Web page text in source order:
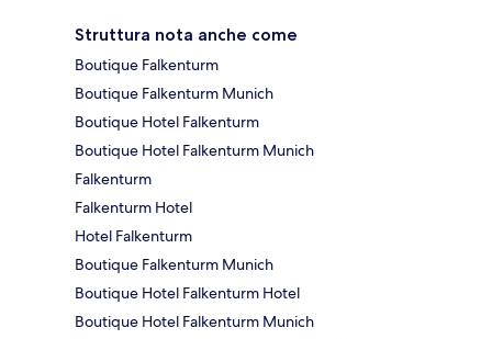
Struttura nota anche come
Boutique Falkenturm
Boutique Falkenturm Munich
Boutique Hotel Falkenturm
Boutique Hotel Falkenturm Munich
Falkenturm
Falkenturm Hotel
Hotel Falkenturm
Boutique Falkenturm Munich
Boutique Hotel Falkenturm Hotel
Boutique Hotel Falkenturm Munich